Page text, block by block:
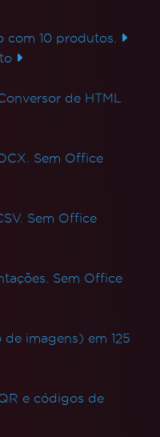
com 10 produtos.
de HTML
Sem Office
Sem Office
Sem Office
imagens) em 125
e códigos de